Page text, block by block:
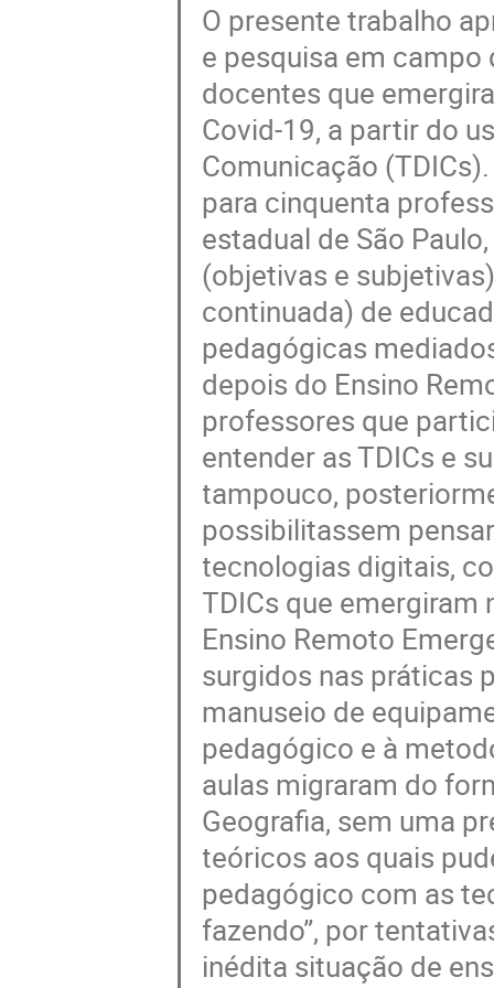
O presente trabalho
e pesquisa em
docentes que
Covid-19, a partir do
Comunicação
para cinquenta
estadual de São
(objetivas e
continuada) de
pedagógicas
depois do Ensino
professores que
entender as TDICs e
tampouco,
possibilitassem
tecnologias digitais,
TDICs que emergiram
Ensino Remoto
surgidos nas práticas
manuseio de
pedagógico e à
aulas migraram do
Geografia, sem uma
teóricos aos quais
pedagógico com as
fazendo”, por
inédita situação de